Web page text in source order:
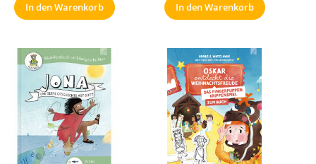
In den Warenkorb In den Warenkorb